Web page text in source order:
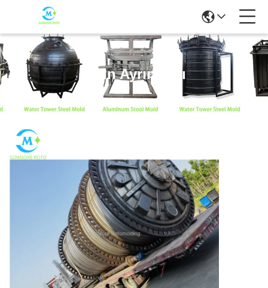
Ürün Ayrıntıları